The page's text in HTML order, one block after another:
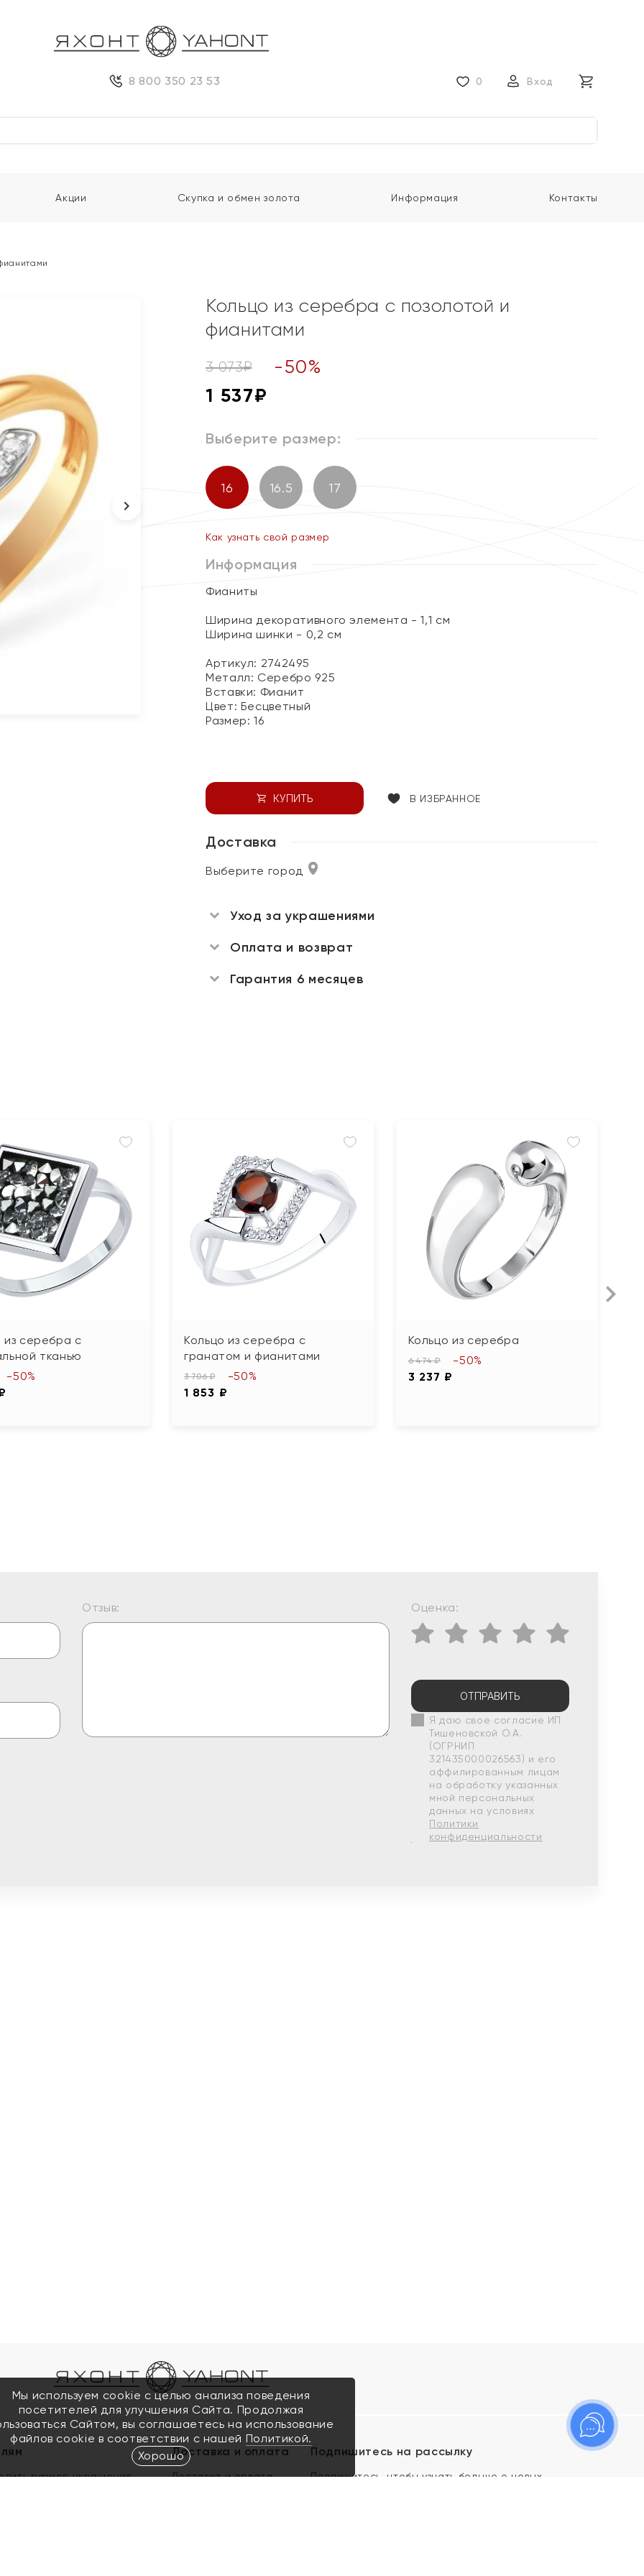
8 800 350 23 53 0 Вход
Акции Скупка и обмен золота Информация Контакты
Кольцо из серебра с позолотой и
фианитами
3 073₽ -50%
1 537₽
Выберите размер:
16 16.5 17
Как узнать свой размер
Информация
Фианиты
Ширина декоративного элемента - 1,1 см
Ширина шинки - 0,2 см
Артикул: 2742495
Металл: Серебро 925
Вставки: Фианит
Цвет: Бесцветный
Размер:16
КУПИТЬ В ИЗБРАННОЕ
Доставка
Выберите город
Уход за украшениями
Оплата и возврат
Гарантия 6 месяцев
из серебра с
тканью
-50%
Кольцо из серебра с
гранатом и фианитами
3 706 ₽
1 853 ₽
-50%
Кольцо из серебра
6 474 ₽
3 237 ₽
-50%
Отзыв: Оценка:
ОТПРАВИТЬ
Я даю свое согласие ИП
Тишеновской О.А.
(ОГРНИП
321435000026563) и его
аффилированным лицам
на обработку указанных
мной персональных
данных на условиях
Политики
конфиденциальности
размер украшения
Доставка и оплата
Доставка и оплата
Подпишитесь на рассылку
Подпишитесь, чтобы узнать больше о новых
Мы используем cookie с целью анализа поведения
посетителей для улучшения Сайта. Продолжая
Сайтом, вы соглашаетесь на использование
файлов cookie в соответствии с нашей Политикой.
Хорошо